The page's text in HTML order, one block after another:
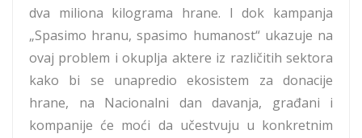
dva miliona kilograma hrane. I dok kampanja
„Spasimo hranu, spasimo humanost“ ukazuje na
ovaj problem i okuplja aktere iz različitih sektora
kako bi se unapredio ekosistem za donacije
hrane, na Nacionalni dan davanja, građani i
kompanije će moći da učestvuju u konkretnim